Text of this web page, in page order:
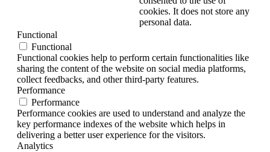
cookies. It does not store any
personal data.
Functional
Functional
Functional cookies help to perform certain functionalities like
sharing the content of the website on social media platforms,
collect feedbacks, and other third-party features.
Performance
Performance
Performance cookies are used to understand and analyze the
key performance indexes of the website which helps in
delivering a better user experience for the visitors.
Analytics